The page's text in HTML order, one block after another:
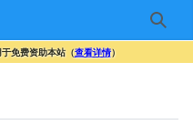
搜索
免费资助本站（查看详情）